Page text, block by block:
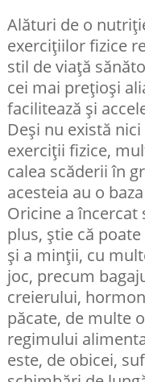
Alături de o
exercițiilor fizice
stil de viață
cei mai prețioși
facilitează și
Deși nu există
exerciții fizice,
calea scăderii în
acesteia au o
Oricine a încercat
plus, știe că
și a minții, cu
joc, precum
creierului,
păcate, de multe
regimului
este, de obicei,